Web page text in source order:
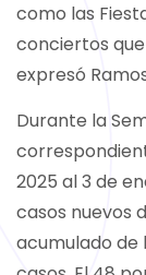
como las
conciertos
expresó
Durante la
2025 al 3 de
casos nuevos
acumulado de